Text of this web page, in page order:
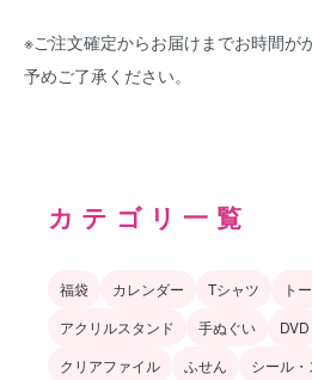
※ご注文確定からお届けまでお時間が
予めご了承ください。
カテゴリ一覧
福袋 カレンダー Tシャツ
ト
アクリルスタンド
手ぬぐい DVD
クリアファイル
ふせん シール